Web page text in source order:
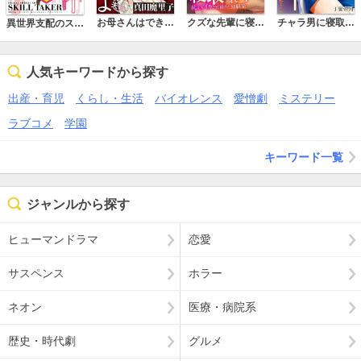
異世界支配のスキルテイカー ゼロから始める奴隷ハーレム セクシーブーストカラー版 お母さんはできてたよ～新妻に体形維持を強要する毒夫～ クズな先輩に寝取られて～抗えずイカされ続けた幼馴染～（フルカラー） チャラ男に寝取られた先輩-どうしてあんな男に…-
人気キーワードから探す
出産・育児 くらし・生活 バイオレンス 愛憎劇
ミステリー
ラブコメ
学園
キーワード一覧
ジャンルから探す
ヒューマンドラマ 恋愛
サスペンス ホラー
ネオン 医療・病院系
歴史・時代劇 グルメ